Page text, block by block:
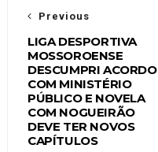
Previous
LIGA DESPORTIVA
MOSSOROENSE
DESCUMPRI ACORDO
COM MINISTÉRIO
PÚBLICO E NOVELA
COM NOGUEIRÃO
DEVE TER NOVOS
CAPÍTULOS